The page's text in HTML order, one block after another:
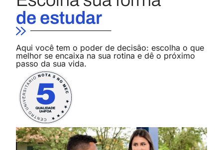
Engenharia de Produção
Conheça o curso
Engenharia Elétrica
Conheça o curso
Graduação
Engenharia Mecânica
Conheça o curso
Graduação
de estudar
Aqui você tem o poder de decisão: escolha o que
melhor se encaixa na sua rotina e dê o próximo
passo da sua vida.